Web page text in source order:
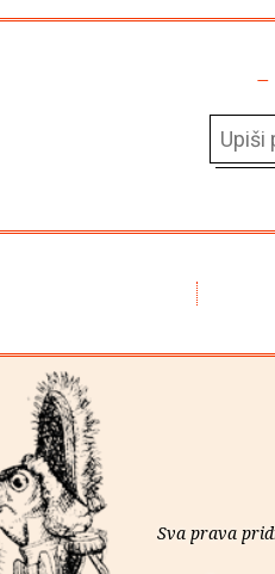
–
Sva prava